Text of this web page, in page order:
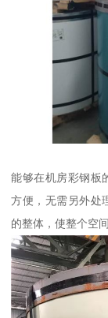
能够在机房彩钢板
方便，无需另外处
的整体，使整个空